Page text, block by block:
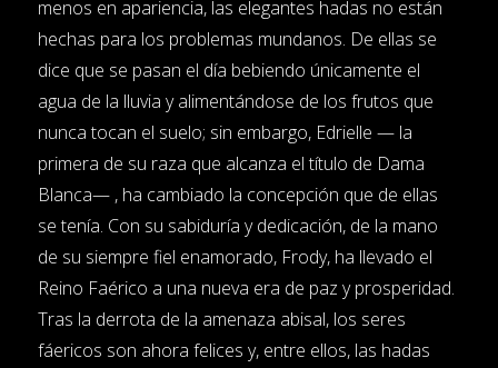
menos en apariencia, las elegantes hadas no están
hechas para los problemas mundanos. De ellas se
dice que se pasan el día bebiendo únicamente el
agua de la lluvia y alimentándose de los frutos que
nunca tocan el suelo; sin embargo, Edrielle — la
primera de su raza que alcanza el título de Dama
Blanca— , ha cambiado la concepción que de ellas
se tenía. Con su sabiduría y dedicación, de la mano
de su siempre fiel enamorado, Frody, ha llevado el
Reino Faérico a una nueva era de paz y prosperidad.
Tras la derrota de la amenaza abisal, los seres
fáericos son ahora felices y, entre ellos, las hadas